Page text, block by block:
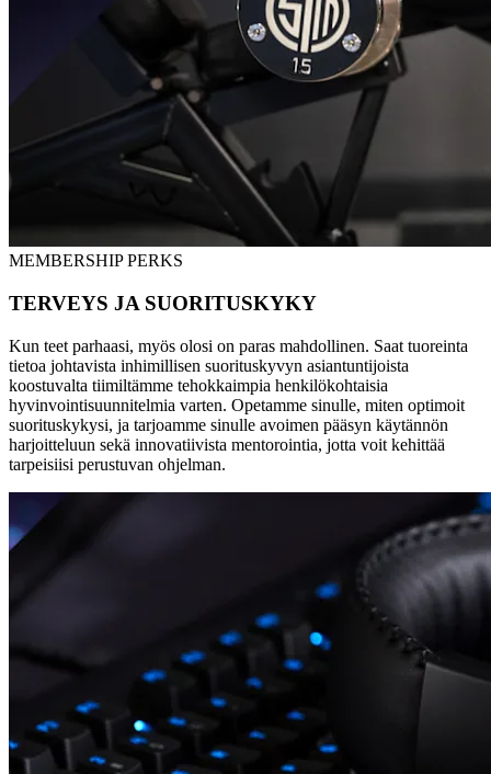
MEMBERSHIP PERKS
TERVEYS JA SUORITUSKYKY
Kun teet parhaasi, myös olosi on paras mahdollinen. Saat tuoreinta
tietoa johtavista inhimillisen suorituskyvyn asiantuntijoista
koostuvalta tiimiltämme tehokkaimpia henkilökohtaisia
hyvinvointisuunnitelmia varten. Opetamme sinulle, miten optimoit
suorituskykysi, ja tarjoamme sinulle avoimen pääsyn käytännön
harjoitteluun sekä innovatiivista mentorointia, jotta voit kehittää
tarpeisiisi perustuvan ohjelman.